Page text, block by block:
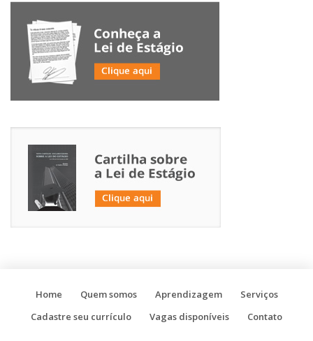
Home Quem somos Aprendizagem
Serviços
Cadastre seu currículo
Vagas disponíveis Contato